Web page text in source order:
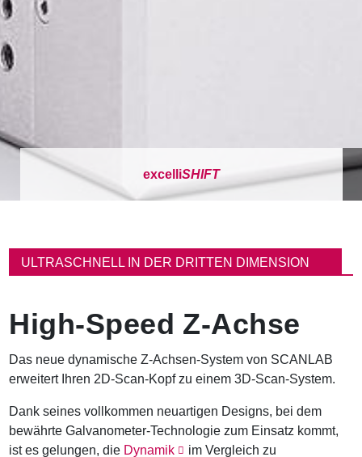
excelliSHIFT
f
a
v
i
g
a
i
o
n
ULTRASCHNELL IN DER DRITTEN DIMENSION
High-Speed Z-Achse
Das neue dynamische Z-Achsen-System von SCANLAB
erweitert Ihren 2D-Scan-Kopf zu einem 3D-Scan-System.
Dank seines vollkommen neuartigen Designs, bei dem
bewährte Galvanometer-Technologie zum Einsatz kommt,
ist es gelungen, die Dynamik
im Vergleich zu